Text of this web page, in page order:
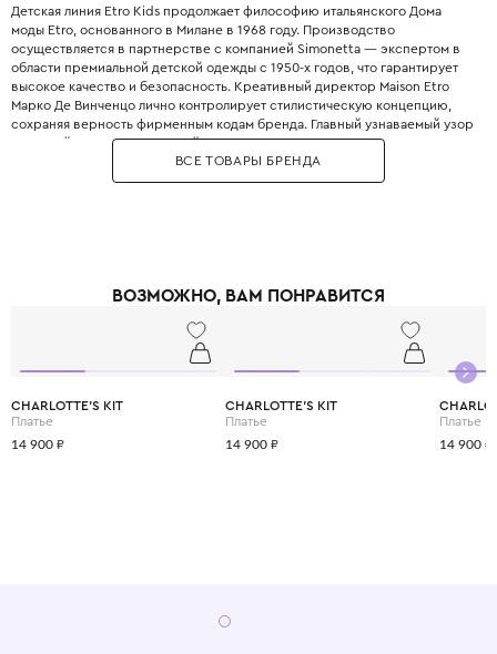
Детская линия Etro Kids продолжает философию итальянского Дома
моды Etro, основанного в Милане в 1968 году. Производство
осуществляется в партнерстве с компанией Simonetta — экспертом в
области премиальной детской одежды с 1950-х годов, что гарантирует
высокое качество и безопасность. Креативный директор Maison Etro
Марко Де Винченцо лично контролирует стилистическую концепцию,
сохраняя верность фирменным кодам бренда. Главный узнаваемый узор
Etro - пейсли, вдохновленный восточными мотивами, - украшает платья,
рубашки, бомберы и аксессуары. Другим важным символом является
мифический Пегас «pegaso», который появляется на джинсах, сумках и
новорожденных. Многие вещи создаются с использованием
добавляя уникальность и заботясь об экологии. Цветовая гамма строится
на глубоких благородных оттенках: карамельном, темно-сливовом и
фирменном синем Etro. Выбирая Etro Kids, вы дарите ребенку не просто
наследию и научиться ценить истинное качество.
ВСЕ ТОВАРЫ БРЕНДА
ВОЗМОЖНО, ВАМ ПОНРАВИТСЯ
CHARLOTTE'S KIT
Платье
14 900 ₽
CHARLOTTE'S KIT
Платье
14 900 ₽
Платье
14 900 ₽